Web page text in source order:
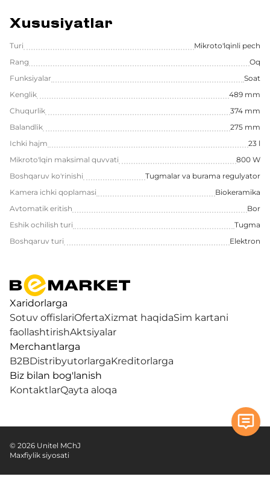
Xususiyatlar
Turi
Mikroto'lqinli pech
Rang
Oq
Funksiyalar
Soat
Kenglik
489 mm
Chuqurlik
374 mm
Balandlik
275 mm
Ichki hajm
23 l
Mikroto'lqin maksimal quvvati
800 W
Boshqaruv ko'rinishi
Tugmalar va burama regulyator
Kamera ichki qoplamasi
Biokeramika
Avtomatik eritish
Bor
Eshik ochilish turi
Tugma
Boshqaruv turi
Elektron
Xaridorlarga
Sotuv offislariOfertaXizmat haqidaSim kartani
faollashtirishAktsiyalar
Merchantlarga
B2BDistribyutorlargaKreditorlarga
Biz bilan bog'lanish
KontaktlarQayta aloqa
© 2026 Unitel MChJ
Maxfiylik siyosati